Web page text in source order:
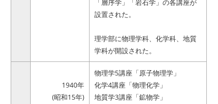
「層序学」「岩石学」の各講座が
設置された。
理学部に物理学科、化学科、地質
学科が開設された。
1940年
(昭和15年)
物理学5講座「原子物理学」
化学4講座「物理化学」
地質学3講座「鉱物学」